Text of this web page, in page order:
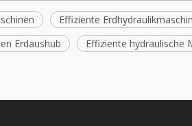
Effiziente
Erdaushub
Effiziente hydraulische